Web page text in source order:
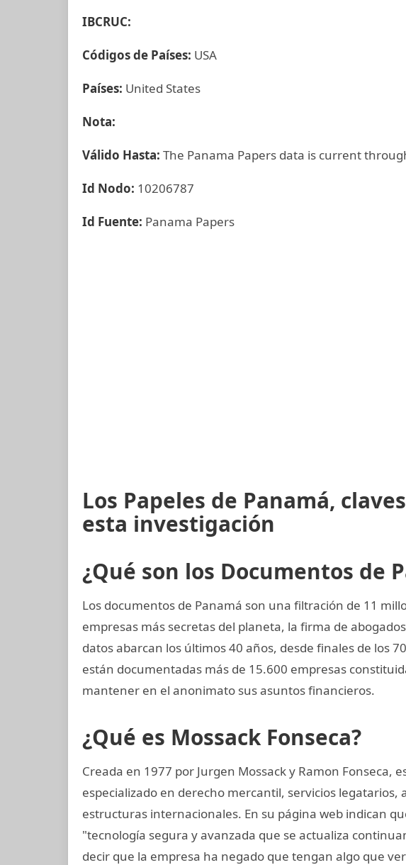
IBCRUC:
Códigos de Países: USA
Países: United States
Nota:
Válido Hasta: The Panama Papers data is current
Id Nodo: 10206787
Id Fuente: Panama Papers
Los Papeles de Panamá,
esta investigación
¿Qué son los Documentos de
Los documentos de Panamá son una filtración de 11
empresas más secretas del planeta, la firma de
datos abarcan los últimos 40 años, desde finales de los
están documentadas más de 15.600 empresas
mantener en el anonimato sus asuntos financieros.
¿Qué es Mossack Fonseca?
Creada en 1977 por Jurgen Mossack y Ramon Fonseca,
especializado en derecho mercantil, servicios legatarios,
estructuras internacionales. En su página web indican
"tecnología segura y avanzada que se actualiza
decir que la empresa ha negado que tengan algo que